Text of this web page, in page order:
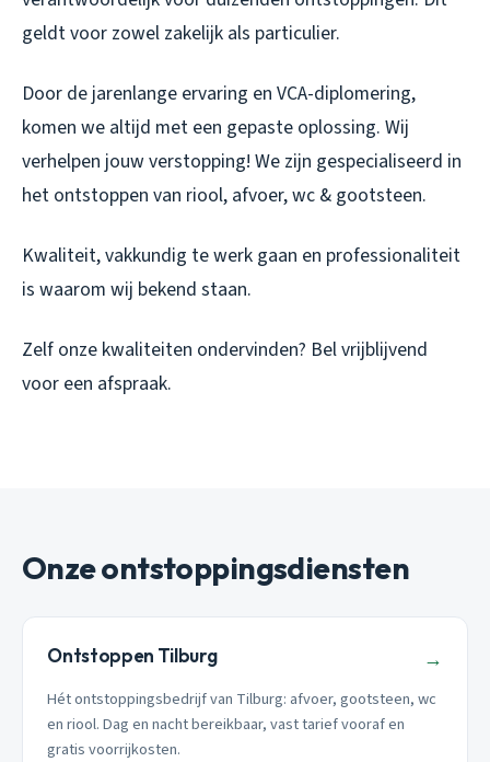
geldt voor zowel zakelijk als particulier.
Door de jarenlange ervaring en VCA-diplomering,
komen we altijd met een gepaste oplossing. Wij
verhelpen jouw verstopping! We zijn gespecialiseerd in
het ontstoppen van riool, afvoer, wc & gootsteen.
Kwaliteit, vakkundig te werk gaan en professionaliteit
is waarom wij bekend staan.
Zelf onze kwaliteiten ondervinden? Bel vrijblijvend
voor een afspraak.
Onze ontstoppingsdiensten
Ontstoppen Tilburg →
Hét ontstoppingsbedrijf van Tilburg: afvoer, gootsteen, wc
en riool. Dag en nacht bereikbaar, vast tarief vooraf en
gratis voorrijkosten.